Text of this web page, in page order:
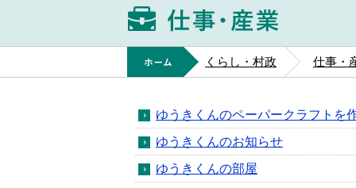
ホーム
くらし・村政 仕事・
ゆうきくんのペーパークラフトを
ゆうきくんのお知らせ
ゆうきくんの部屋